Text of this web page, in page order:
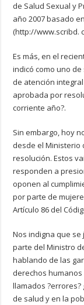
de Salud Sexual y
año 2007 basado
(http://www.scribd.
Es más, en el
indicó como uno
de atención
aprobada por
corriente año?.
Sin embargo, hoy
desde el Ministerio
resolución. Estos
responden a
oponen al
por parte de
Artículo 86 del
Nos indigna que
parte del Ministro
hablando de las
derechos
llamados
de salud y en la